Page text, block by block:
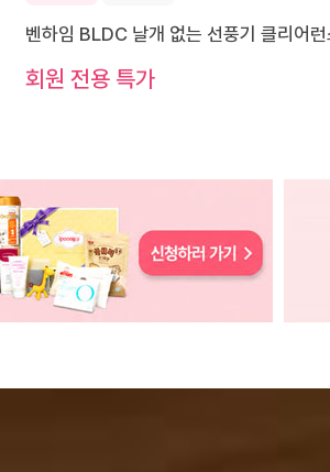
벤하임 BLDC 날개 없는 선풍기 클리어
회원 전용 특가